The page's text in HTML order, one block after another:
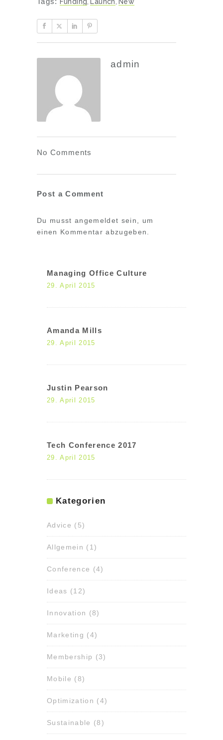
admin
No Comments
Post a Comment
Du musst angemeldet sein, um
einen Kommentar abzugeben.
Managing Office Culture
29. April 2015
Amanda Mills
29. April 2015
Justin Pearson
29. April 2015
Tech Conference 2017
29. April 2015
Kategorien
Advice (5)
Allgemein (1)
Conference (4)
Ideas (12)
Innovation (8)
Marketing (4)
Membership (3)
Mobile (8)
Optimization (4)
Sustainable (8)